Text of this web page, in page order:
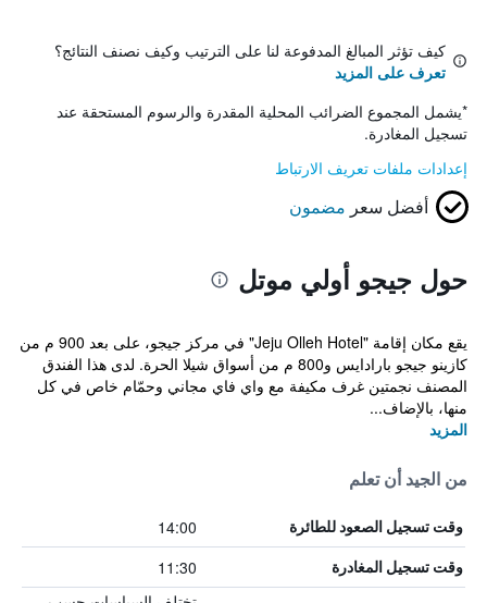
كيف تؤثر المبالغ المدفوعة لنا على الترتيب وكيف نصنف النتائج؟
تعرف على المزيد
*يشمل المجموع الضرائب المحلية المقدرة والرسوم المستحقة عند
تسجيل المغادرة.
إعدادات ملفات تعريف الارتباط
أفضل سعر مضمون
حول جيجو أولي موتل
يقع مكان إقامة "Jeju Olleh Hotel" في مركز جيجو، على بعد 900 م من
كازينو جيجو بارادايس و800 م من أسواق شيلا الحرة. لدى هذا الفندق
المصنف نجمتين غرف مكيفة مع واي فاي مجاني وحمّام خاص في كل
منها، بالإضاف...
المزيد
من الجيد أن تعلم
وقت تسجيل الصعود للطائرة 14:00
وقت تسجيل المغادرة 11:30